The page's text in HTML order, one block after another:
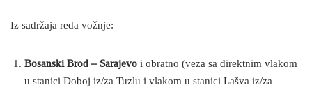
Iz sadržaja reda vožnje:
Bosanski Brod – Sarajevo i obratno (veza sa direktnim vlakom
u stanici Doboj iz/za Tuzlu i vlakom u stanici Lašva iz/za